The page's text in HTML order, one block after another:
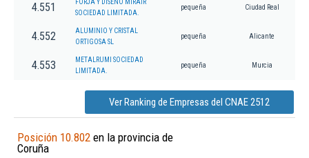
4.551
FORJA Y DISEÑO MIRAIR
SOCIEDAD LIMITADA.
pequeña Ciudad Real
4.552
ALUMINIO Y CRISTAL
ORTIGOSA SL
pequeña Alicante
4.553
METALRUMI SOCIEDAD
LIMITADA.
pequeña Murcia
Ver Ranking de Empresas del CNAE 2512
Posición 10.802 en la provincia de
Coruña